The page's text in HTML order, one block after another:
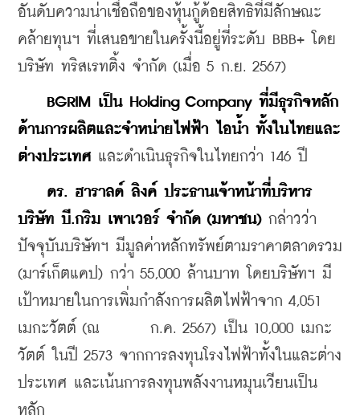
อันดับความน่าเชื่อถือของหุ้นกู้ด้อยสิทธิที่มีลักษณะ
คล้ายทุนฯ ที่เสนอขายในครั้งนี้อยู่ที่ระดับ BBB+ โดย
บริษัท ทริสเรทติ้ง จำกัด (เมื่อ 5 ก.ย. 2567)
BGRIM เป็น Holding Company ที่มีธุรกิจหลัก
ด้านการผลิตและจำหน่ายไฟฟ้า ไอน้ำ ทั้งในไทยและ
ต่างประเทศ และดำเนินธุรกิจในไทยกว่า 146 ปี
ดร. ฮาราลด์ ลิงค์ ประธานเจ้าหน้าที่บริหาร
บริษัท บี.กริม เพาเวอร์ จำกัด (มหาชน) กล่าวว่า
ปัจจุบันบริษัทฯ มีมูลค่าหลักทรัพย์ตามราคาตลาดรวม
(มาร์เก็ตแคป) กว่า 55,000 ล้านบาท โดยบริษัทฯ มี
เป้าหมายในการเพิ่มกำลังการผลิตไฟฟ้าจาก 4,051
เมกะวัตต์ (ณ       ก.ค. 2567) เป็น 10,000 เมกะ
วัตต์ ในปี 2573 จากการลงทุนโรงไฟฟ้าทั้งในและต่าง
ประเทศ และเน้นการลงทุนพลังงานหมุนเวียนเป็น
หลัก